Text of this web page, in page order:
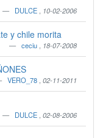
DULCE 10-02-2006
y chile morita
ceciu 18-07-2008
VERO_78 02-11-2011
DULCE 02-08-2006